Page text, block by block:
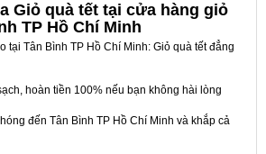
Giỏ quà tết tại cửa hàng giỏ
TP Hồ Chí Minh
tại Tân Bình TP Hồ Chí Minh: Giỏ quà tết đẳng
hoàn tiền 100% nếu bạn không hài lòng
đến Tân Bình TP Hồ Chí Minh và khắp cả